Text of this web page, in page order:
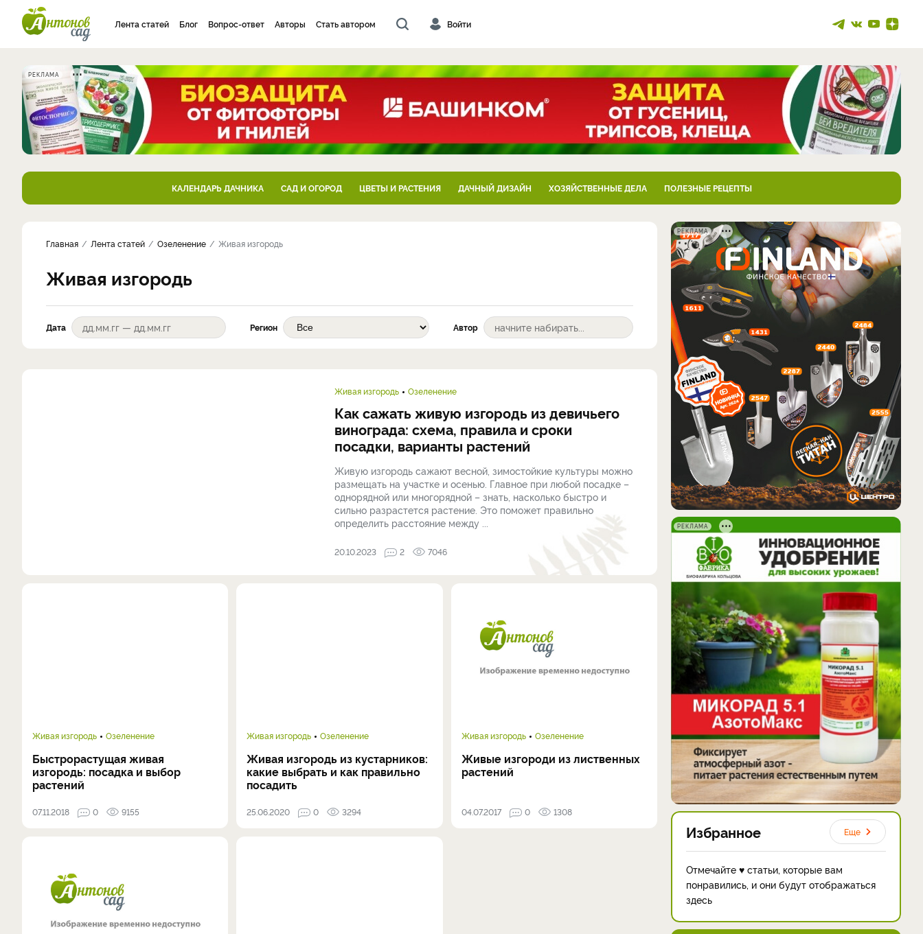
Лента статей Блог Вопрос-ответ Авторы Стать автором Войти
РЕКЛАМА
КАЛЕНДАРЬ ДАЧНИКА САД И ОГОРОД ЦВЕТЫ И РАСТЕНИЯ ДАЧНЫЙ ДИЗАЙН ХОЗЯЙСТВЕННЫЕ ДЕЛА ПОЛЕЗНЫЕ РЕЦЕПТЫ
Главная Лента статей Озеленение Живая изгородь
Живая изгородь
Дата Регион Автор
Живая изгородь Озеленение
Как сажать живую изгородь из девичьего
винограда: схема, правила и сроки
посадки, варианты растений
Живую изгородь сажают весной, зимостойкие культуры можно
размещать на участке и осенью. Главное при любой посадке –
однорядной или многорядной – знать, насколько быстро и
сильно разрастется растение. Это поможет правильно
определить расстояние между ...
20.10.2023 2 7046
Живая изгородь Озеленение
Быстрорастущая живая
изгородь: посадка и выбор
растений
07.11.2018 0 9155
Живая изгородь Озеленение
Живая изгородь из кустарников:
какие выбрать и как правильно
посадить
25.06.2020 0 3294
Живая изгородь Озеленение
Живые изгороди из лиственных
растений
04.07.2017 0 1308
РЕКЛАМА
РЕКЛАМА
Избранное Еще
Отмечайте ♥ статьи, которые вам
понравились, и они будут отображаться
здесь